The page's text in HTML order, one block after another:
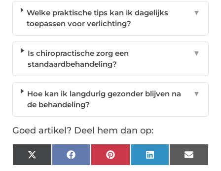
Welke praktische tips kan ik dagelijks
toepassen voor verlichting?
▼
Is chiropractische zorg een
standaardbehandeling?
▼
Hoe kan ik langdurig gezonder blijven na
de behandeling?
▼
Goed artikel? Deel hem dan op:
X
(Twitter)
FacebookPinterest LinkedIn Email